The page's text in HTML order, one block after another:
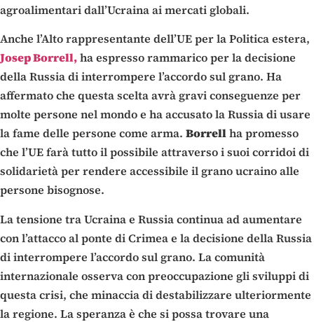
agroalimentari dall’Ucraina ai mercati globali.
Anche l’Alto rappresentante dell’UE per la Politica estera,
Josep Borrell,ha espresso rammarico per la decisione
della Russia di interrompere l’accordo sul grano. Ha
affermato che questa scelta avrà gravi conseguenze per
molte persone nel mondo e ha accusato la Russia di usare
la fame delle persone come arma. Borrellha promesso
che l’UE farà tutto il possibile attraverso i suoi corridoi di
solidarietà per rendere accessibile il grano ucraino alle
persone bisognose.
La tensione tra Ucraina e Russia continua ad aumentare
con l’attacco al ponte di Crimea e la decisione della Russia
di interrompere l’accordo sul grano. La comunità
internazionale osserva con preoccupazione gli sviluppi di
questa crisi, che minaccia di destabilizzare ulteriormente
la regione. La speranza è che si possa trovare una